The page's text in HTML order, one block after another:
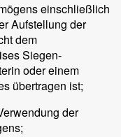
einschließlich
Aufstellung der
dem
Siegen-
oder einem
übertragen ist;
der